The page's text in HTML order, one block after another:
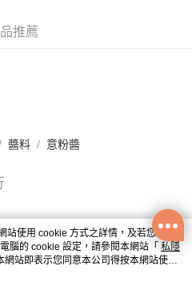
以上免運費
推薦
醬料 意粉醬
使用 cookie 方式之詳情，及若您不希
腦的 cookie 設定，請參閱本網站「 私隱
網站即表示您同意本公司得按本網站使用